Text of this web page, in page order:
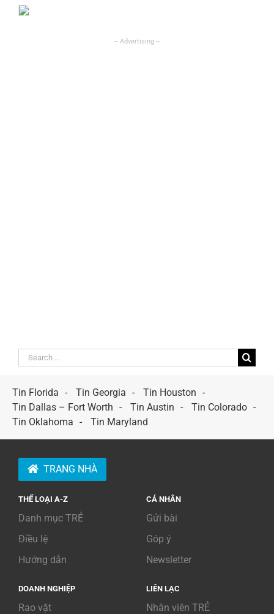
Search
for:
Tin Florida
Tin Georgia
Tin Houston
Tin Dallas – Fort Worth
Tin Austin
Tin Colorado
Tin Oklahoma
Tin Maryland
TRANG NHÀ
THỂ LOẠI A-Z
Danh mục TRẺ
Điều lệ
Hướng dẫn
CÁ NHÂN
Gửi bài
Góp ý
Newsletter
DOANH NGHIỆP
Rao vặt
LIÊN LẠC
Nhân viên TRẺ